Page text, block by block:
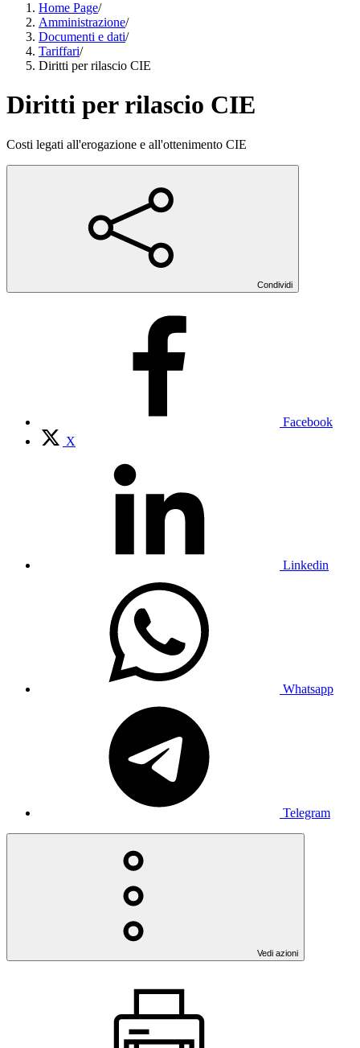
Home Page/
Amministrazione/
Documenti e dati/
Tariffari/
Diritti per rilascio CIE
Diritti per rilascio CIE
Costi legati all'erogazione e all'ottenimento CIE
Condividi
Facebook
X
Linkedin
Whatsapp
Telegram
Vedi azioni